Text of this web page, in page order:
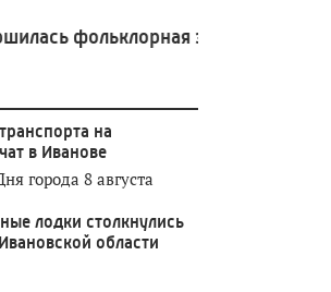
экспедиция Высшей
на
в Иванове
города 8 августа
лодки столкнулись
области